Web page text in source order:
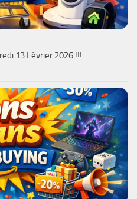
13 Février 2026 !!!